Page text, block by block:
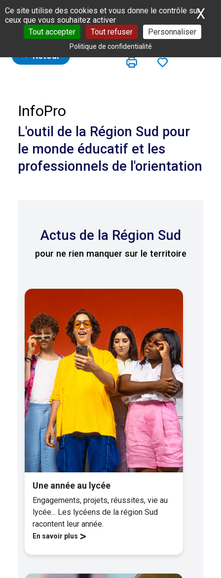
Panneau de gestion des cookies
Ce site utilise des cookies et vous donne le contrôle sur
ceux que vous souhaitez activer
Tout accepter
Tout refuser Personnaliser
Politique de confidentialité
X
Retour
InfoPro
L'outil de la Région Sud pour
le monde éducatif et les
professionnels de l'orientation
Actus de la Région Sud
pour ne rien manquer sur le territoire
Une année au lycée
Engagements, projets, réussites, vie au
lycée... Les lycéens de la région Sud
racontent leur année.
En savoir plus >